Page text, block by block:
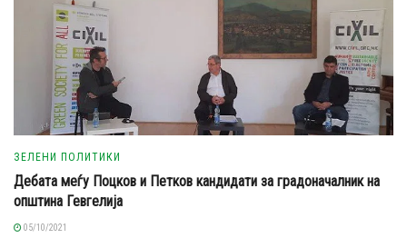
ЗЕЛЕНИ ПОЛИТИКИ
Дебата меѓу Поцков и Петков кандидати за градоначалник на
општина Гевгелија
05/10/2021